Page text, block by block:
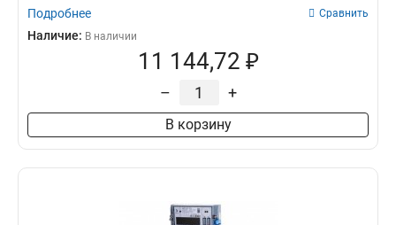
Подробнее Сравнить
Наличие: В наличии
11 144,72 ₽
– +
В корзину